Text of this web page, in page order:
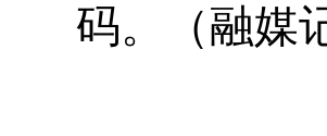
码。（融媒